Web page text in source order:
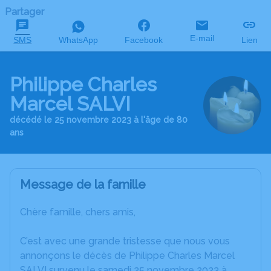
Partager
SMS WhatsApp Facebook E-mail Lien
Philippe Charles
Marcel SALVI
décédé le 25 novembre 2023 à l'âge de 80
ans
Message de la famille
Chère famille, chers amis,
C’est avec une grande tristesse que nous vous
annonçons le décès de Philippe Charles Marcel